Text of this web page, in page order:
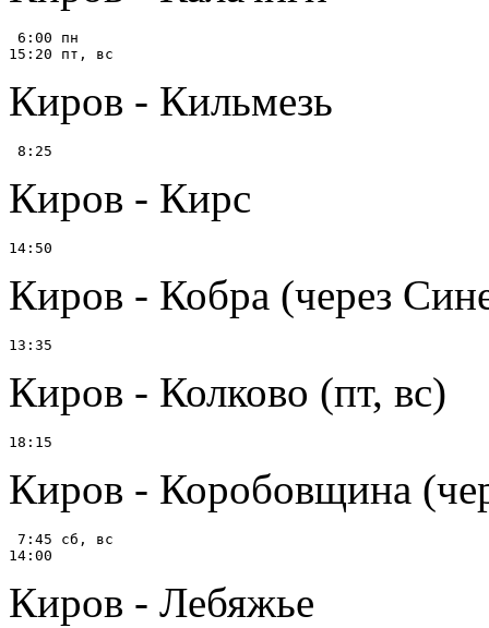
6:00 пн
Киров - Кильмезь
Киров - Кирс
Киров - Кобра (через
Киров - Колково (пт, вс)
Киров - Коробовщина
7:45 сб, вс
Киров - Лебяжье